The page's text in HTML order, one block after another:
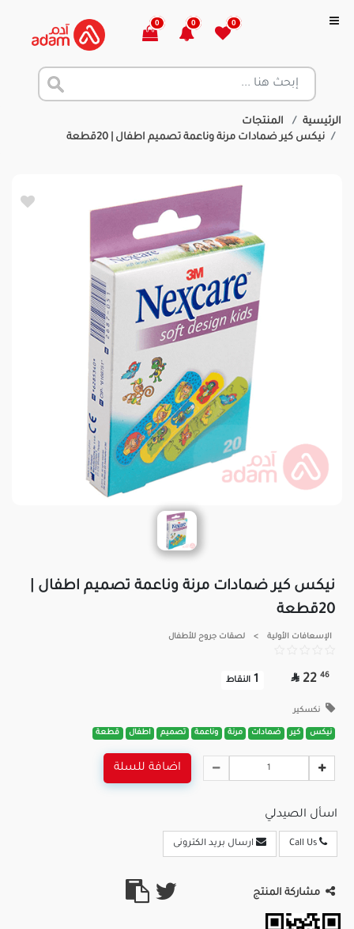
0
0
0
الرئيسية
المنتجات
نيكس كير ضمادات مرنة وناعمة تصميم اطفال | 20قطعة
نيكس كير ضمادات مرنة وناعمة تصميم اطفال |
20قطعة
الإسعافات الأولية > لصقات جروح للأطفال
46
22

1 النقاط
نكسكير
نيكس كير ضمادات مرنة وناعمة تصميم اطفال قطعة
اضافة للسلة
اسأل الصيدلي
ارسال بريد الكترونى
مشاركة المنتج